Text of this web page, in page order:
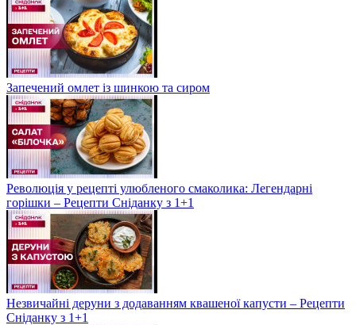
Запечений омлет із шинкою та сиром
Революція у рецепті улюбленого смаколика: Легендарні
горішки – Рецепти Сніданку з 1+1
Незвичайні деруни з додаванням квашеної капусти – Рецепти
Сніданку з 1+1